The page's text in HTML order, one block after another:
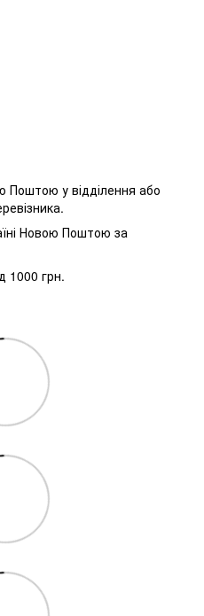
Поштою у відділення або
Новою Поштою за
1000 грн.